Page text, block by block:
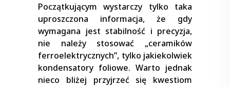
Początkującym wystarczy tylko taka
uproszczona informacja, że gdy
wymagana jest stabilność i precyzja,
nie należy stosować „ceramików
ferroelektrycznych”, tylko jakiekolwiek
kondensatory foliowe. Warto jednak
nieco bliżej przyjrzeć się kwestiom